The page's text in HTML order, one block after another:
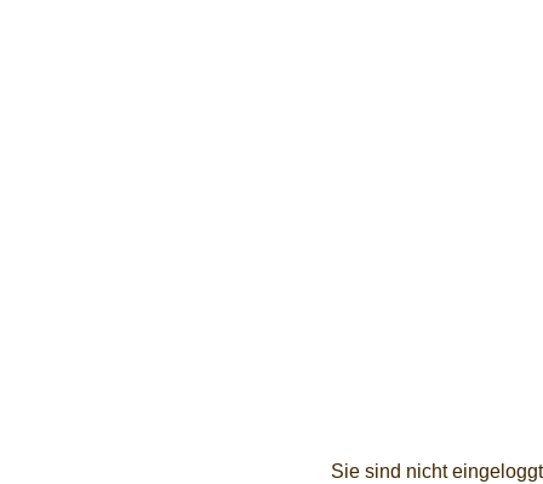
Sie sind nicht eingeloggt